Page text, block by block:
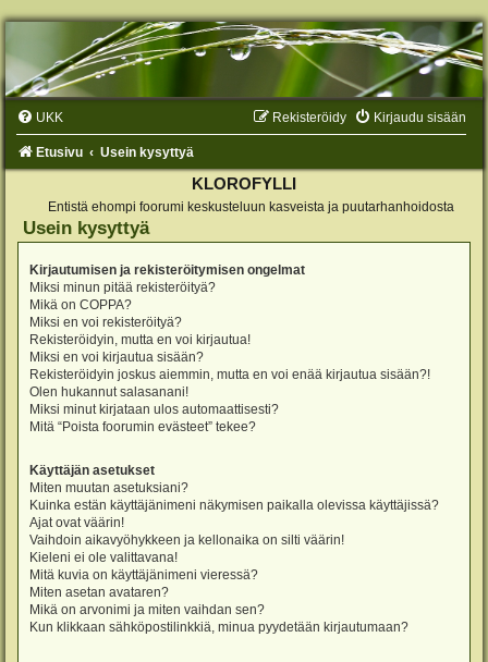
UKK Kirjaudu sisään
Rekisteröidy
Etusivu Usein kysyttyä
KLOROFYLLI
Entistä ehompi foorumi keskusteluun kasveista ja puutarhanhoidosta
Usein kysyttyä
Kirjautumisen ja rekisteröitymisen ongelmat
Miksi minun pitää rekisteröityä?
Mikä on COPPA?
Miksi en voi rekisteröityä?
Rekisteröidyin, mutta en voi kirjautua!
Miksi en voi kirjautua sisään?
Rekisteröidyin joskus aiemmin, mutta en voi enää kirjautua sisään?!
Olen hukannut salasanani!
Miksi minut kirjataan ulos automaattisesti?
Mitä “Poista foorumin evästeet” tekee?
Käyttäjän asetukset
Miten muutan asetuksiani?
Kuinka estän käyttäjänimeni näkymisen paikalla olevissa käyttäjissä?
Ajat ovat väärin!
Vaihdoin aikavyöhykkeen ja kellonaika on silti väärin!
Kieleni ei ole valittavana!
Mitä kuvia on käyttäjänimeni vieressä?
Miten asetan avataren?
Mikä on arvonimi ja miten vaihdan sen?
Kun klikkaan sähköpostilinkkiä, minua pyydetään kirjautumaan?